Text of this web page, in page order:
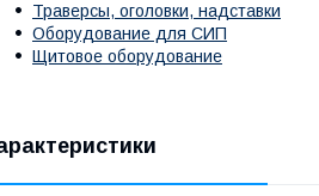
Траверсы, оголовки, надставки
Оборудование для СИП
Щитовое оборудование